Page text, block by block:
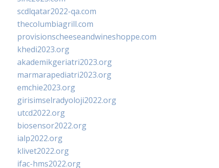
scdlqatar2022-qa.com
thecolumbiagrill.com
provisionscheeseandwineshoppe.com
khedi2023.org
akademikgeriatri2023.org
marmarapediatri2023.org
emchie2023.org
girisimselradyoloji2022.org
utcd2022.org
biosensor2022.org
ialp2022.org
klivet2022.org
ifac-hms2022.org